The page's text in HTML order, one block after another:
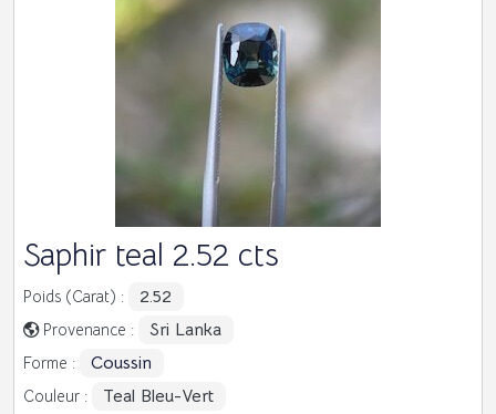
Saphir teal 2.52 cts
Poids (Carat) : 2.52
Provenance : Sri Lanka
Forme : Coussin
Couleur : Teal Bleu-Vert